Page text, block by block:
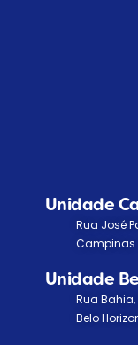
Unidade
Rua José
Campinas
Unidade
Rua Bahia,
Belo